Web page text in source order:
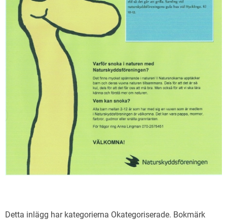
Detta inlägg har kategorierna Okategoriserade. Bokmärk